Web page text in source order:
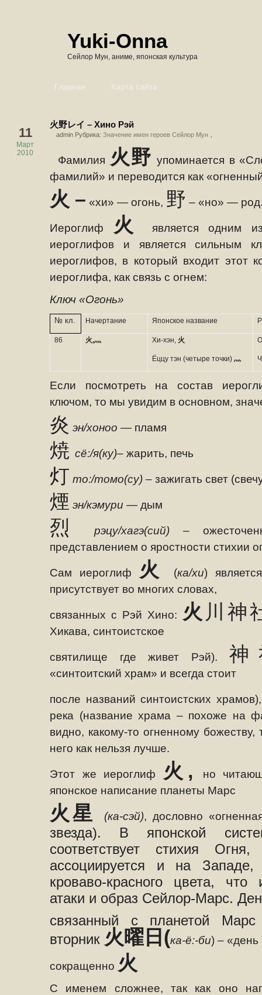
Yuki-Onna
Сейлор Мун, аниме, японская культура
Главная Карта сайта
火野レイ – Хино Рэй
admin Рубрика: Значение имен героев Сейлор Мун ，
11
Март
2010
Фамилия 火野 упоминается в
фамилий» и переводится как
火 – «хи» — огонь, 野 – «но» —
Иероглиф 火
является одним
иероглифов и является сильным
иероглифов, в который входит этот
иероглифа, как связь с огнем:
Ключ «Огонь»
№ кл. Начертание Японское название
86 火,灬 Хи-хэн, 火
Ёццу тэн (четыре точки) 灬
Если посмотреть на состав
ключом, то мы увидим в основном,
炎 эн/хоноо — пламя
焼 сё:/я(ку)– жарить, печь
灯 то:/томо(су) – зажигать свет
煙 эн/кэмури — дым
烈 рэцу/хагэ(сий)–
представлением о яростности стихии
Сам иероглиф 火 (ка/хи)
присутствует во многих словах,
связанных с Рэй Хино: 火 川神
Хикава, синтоистское
святилище где живет Рэй).
«синтоитский храм» и всегда стоит
после названий синтоистских
река (название храма – похоже на
видно, какому-то огненному
него как нельзя лучше.
Этот же иероглиф 火 ,
но
японское написание планеты Марс
火星 (ка-сэй), дословно
звезда). В японской
соответствует стихия
ассоциируется и на Западе,
кроваво-красного цвета,
атаки и образ Сейлор-Марс.
связанный с планетой
вторник 火曜日 (ка-ё:-би) – «день
сокращенно 火
С именем сложнее, так как оно